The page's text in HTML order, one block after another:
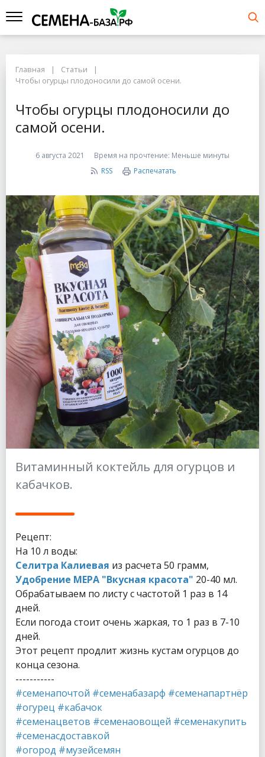
Главная
Статьи
Чтобы огурцы плодоносили до самой осени.
Чтобы огурцы плодоносили до
самой осени.
6 августа 2021 Время на прочтение: Меньше минуты
RSS
Распечатать
Витаминный коктейль для огурцов и
кабачков.
Рецепт:
На 10 л воды:
Селитра Калиевая из расчета 50 грамм,
Удобрение МЕРА "Вкусная красота" 20-40 мл.
Обрабатываем по листу с частотой 1 раз в 14
дней.
Если погода стоит очень жаркая, то 1 раз в 7-10
дней.
Этот рецепт продлит жизнь кустам огурцов до
конца сезона.
-----------
#семенапочтой #семенабазарф #семенапартнёр
#огурец #кабачок
#семенацветов #семенаовощей #семенакупить
#семенасдоставкой
#огород #музейсемян